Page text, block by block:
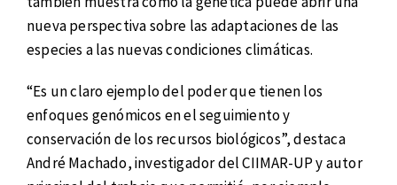
nueva perspectiva sobre las adaptaciones de las
especies a las nuevas condiciones climáticas.
“Es un claro ejemplo del poder que tienen los
enfoques genómicos en el seguimiento y
conservación de los recursos biológicos”, destaca
André Machado, investigador del CIIMAR-UP y autor